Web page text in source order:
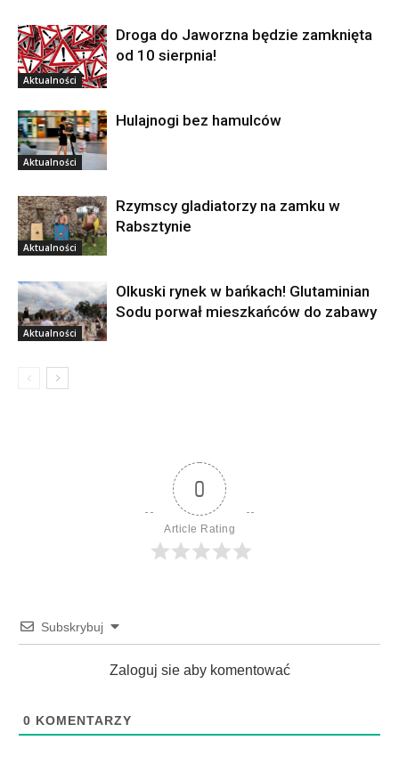
Aktualności
Droga do Jaworzna będzie zamknięta
od 10 sierpnia!
Aktualności
Hulajnogi bez hamulców
Aktualności
Rzymscy gladiatorzy na zamku w
Rabsztynie
Aktualności
Olkuski rynek w bańkach! Glutaminian
Sodu porwał mieszkańców do zabawy
0
Article Rating
Subskrybuj
Zaloguj sie aby komentować
0 KOMENTARZY